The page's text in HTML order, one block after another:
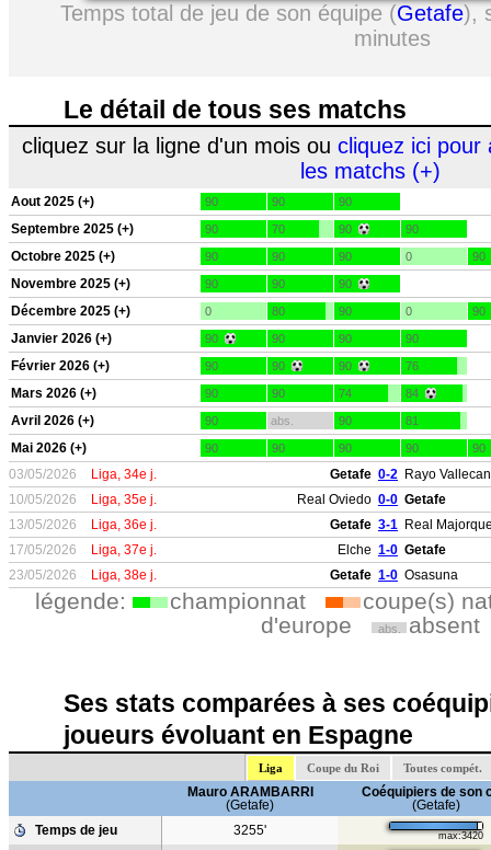
Temps total de jeu de son équipe (Getafe),
minutes
Le détail de tous ses matchs
cliquez sur la ligne d'un mois ou cliquez ici pour
les matchs (+)
Aout 2025 (+) 90 90 90
Septembre 2025 (+) 90 70 90 90
Octobre 2025 (+) 90 90 90 0 90
Novembre 2025 (+) 90 90 90
Décembre 2025 (+) 0 80 90 0 90
Janvier 2026 (+) 90 90 90 90
Février 2026 (+) 90 90 90 76
Mars 2026 (+) 90 90 74 84
Avril 2026 (+) 90 abs. 90 81
Mai 2026 (+) 90 90 90 90 90
03/05/2026 Liga, 34e j. Getafe 0-2 Rayo
10/05/2026
Liga, 35e j. Real Oviedo 0-0 Getafe
13/05/2026
Liga, 36e j. Getafe 3-1 Real
17/05/2026
Liga, 37e j. Elche 1-0 Getafe
23/05/2026
Liga, 38e j. Getafe 1-0 Osasuna
légende: championnat
coupe(s)
d'europe
abs. absent
Ses stats comparées à ses
joueurs évoluant en Espagne
Liga Coupe du Roi Toutes compét.
Mauro ARAMBARRI
(Getafe)
Coéquipiers de son
(Getafe)
Temps de jeu
3255' max:3420